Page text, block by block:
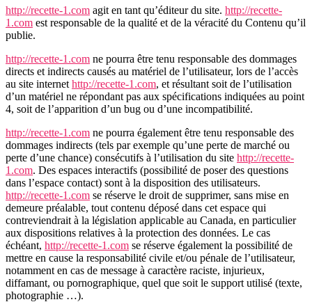
http://recette-1.com agit en tant qu’éditeur du site. http://recette-
1.com est responsable de la qualité et de la véracité du Contenu qu’il
publie.
http://recette-1.com ne pourra être tenu responsable des dommages
directs et indirects causés au matériel de l’utilisateur, lors de l’accès
au site internet http://recette-1.com, et résultant soit de l’utilisation
d’un matériel ne répondant pas aux spécifications indiquées au point
4, soit de l’apparition d’un bug ou d’une incompatibilité.
http://recette-1.com ne pourra également être tenu responsable des
dommages indirects (tels par exemple qu’une perte de marché ou
perte d’une chance) consécutifs à l’utilisation du site http://recette-
1.com. Des espaces interactifs (possibilité de poser des questions
dans l’espace contact) sont à la disposition des utilisateurs.
http://recette-1.com se réserve le droit de supprimer, sans mise en
demeure préalable, tout contenu déposé dans cet espace qui
contreviendrait à la législation applicable au Canada, en particulier
aux dispositions relatives à la protection des données. Le cas
échéant, http://recette-1.com se réserve également la possibilité de
mettre en cause la responsabilité civile et/ou pénale de l’utilisateur,
notamment en cas de message à caractère raciste, injurieux,
diffamant, ou pornographique, quel que soit le support utilisé (texte,
photographie …).